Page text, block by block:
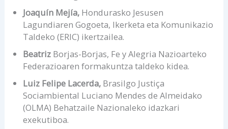
Joaquín Mejía, Hondurasko Jesusen
Lagundiaren Gogoeta, Ikerketa eta Komunikazio
Taldeko (ERIC) ikertzailea.
Beatriz Borjas-Borjas, Fe y Alegria Nazioarteko
Federazioaren formakuntza taldeko kidea.
Luiz Felipe Lacerda, Brasilgo Justiça
Sociambiental Luciano Mendes de Almeidako
(OLMA) Behatzaile Nazionaleko idazkari
exekutiboa.